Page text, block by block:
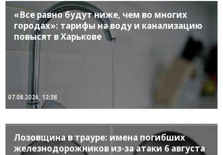
«Все равно будут ниже, чем во многих
городах»: тарифы на воду и канализацию
повысят в Харькове
07.08.2026, 12:38
Лозовщина в трауре: имена погибших
железнодорожников из-за атаки 6 августа